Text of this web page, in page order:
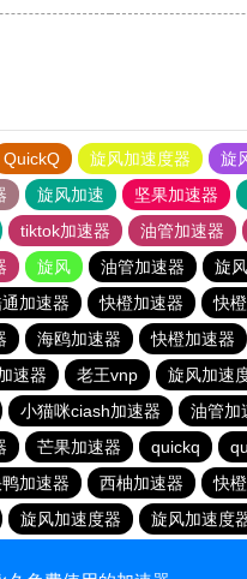
QuickQ 旋风加速度器 旋
旋风加速 坚果加速器
tiktok加速器 油管加速器
旋风 油管加速器
旋
加速器 快橙加速器
快
海鸥加速器
快橙加速器
速器
老王vnp 旋风加速
小猫咪ciash加速器
油管加
芒果加速器 quickq
加速器 西柚加速器
快
旋风加速度器 旋风加速度